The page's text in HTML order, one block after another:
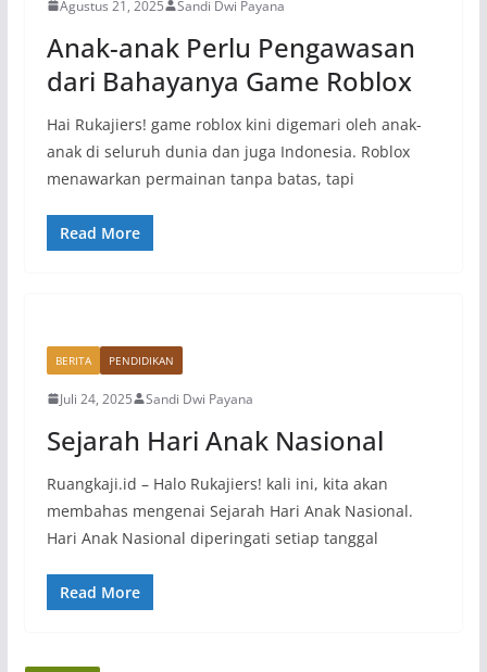
Agustus 21, 2025 Sandi Dwi Payana
Anak-anak Perlu Pengawasan
dari Bahayanya Game Roblox
Hai Rukajiers! game roblox kini digemari oleh anak-
anak di seluruh dunia dan juga Indonesia. Roblox
menawarkan permainan tanpa batas, tapi
Read More
BERITA PENDIDIKAN
Juli 24, 2025 Sandi Dwi Payana
Sejarah Hari Anak Nasional
Ruangkaji.id – Halo Rukajiers! kali ini, kita akan
membahas mengenai Sejarah Hari Anak Nasional.
Hari Anak Nasional diperingati setiap tanggal
Read More